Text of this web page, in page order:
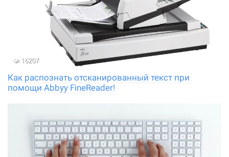
16207
Как распознать отсканированный текст при
помощи Abbyy FineReader!